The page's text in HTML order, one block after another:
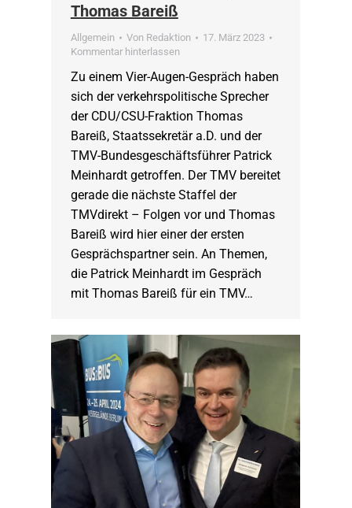
Thomas Bareiß
Allgemein Von Redaktion
17. März 2023
Kommentar hinterlassen
Zu einem Vier-Augen-Gespräch haben
sich der verkehrspolitische Sprecher
der CDU/CSU-Fraktion Thomas
Bareiß, Staatssekretär a.D. und der
TMV-Bundesgeschäftsführer Patrick
Meinhardt getroffen. Der TMV bereitet
gerade die nächste Staffel der
TMVdirekt – Folgen vor und Thomas
Bareiß wird hier einer der ersten
Gesprächspartner sein. An Themen,
die Patrick Meinhardt im Gespräch
mit Thomas Bareiß für ein TMV…